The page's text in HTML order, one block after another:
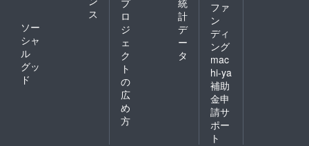
ス
ソー
シャ
ル
グッ
ド
プ
ロ
ジ
ェ
ク
ト
の
広
め
方
統
計
デ
ー
タ
ファ
ン
ディ
ング
mac
hi-ya
補助
金申
請サ
ポー
ト